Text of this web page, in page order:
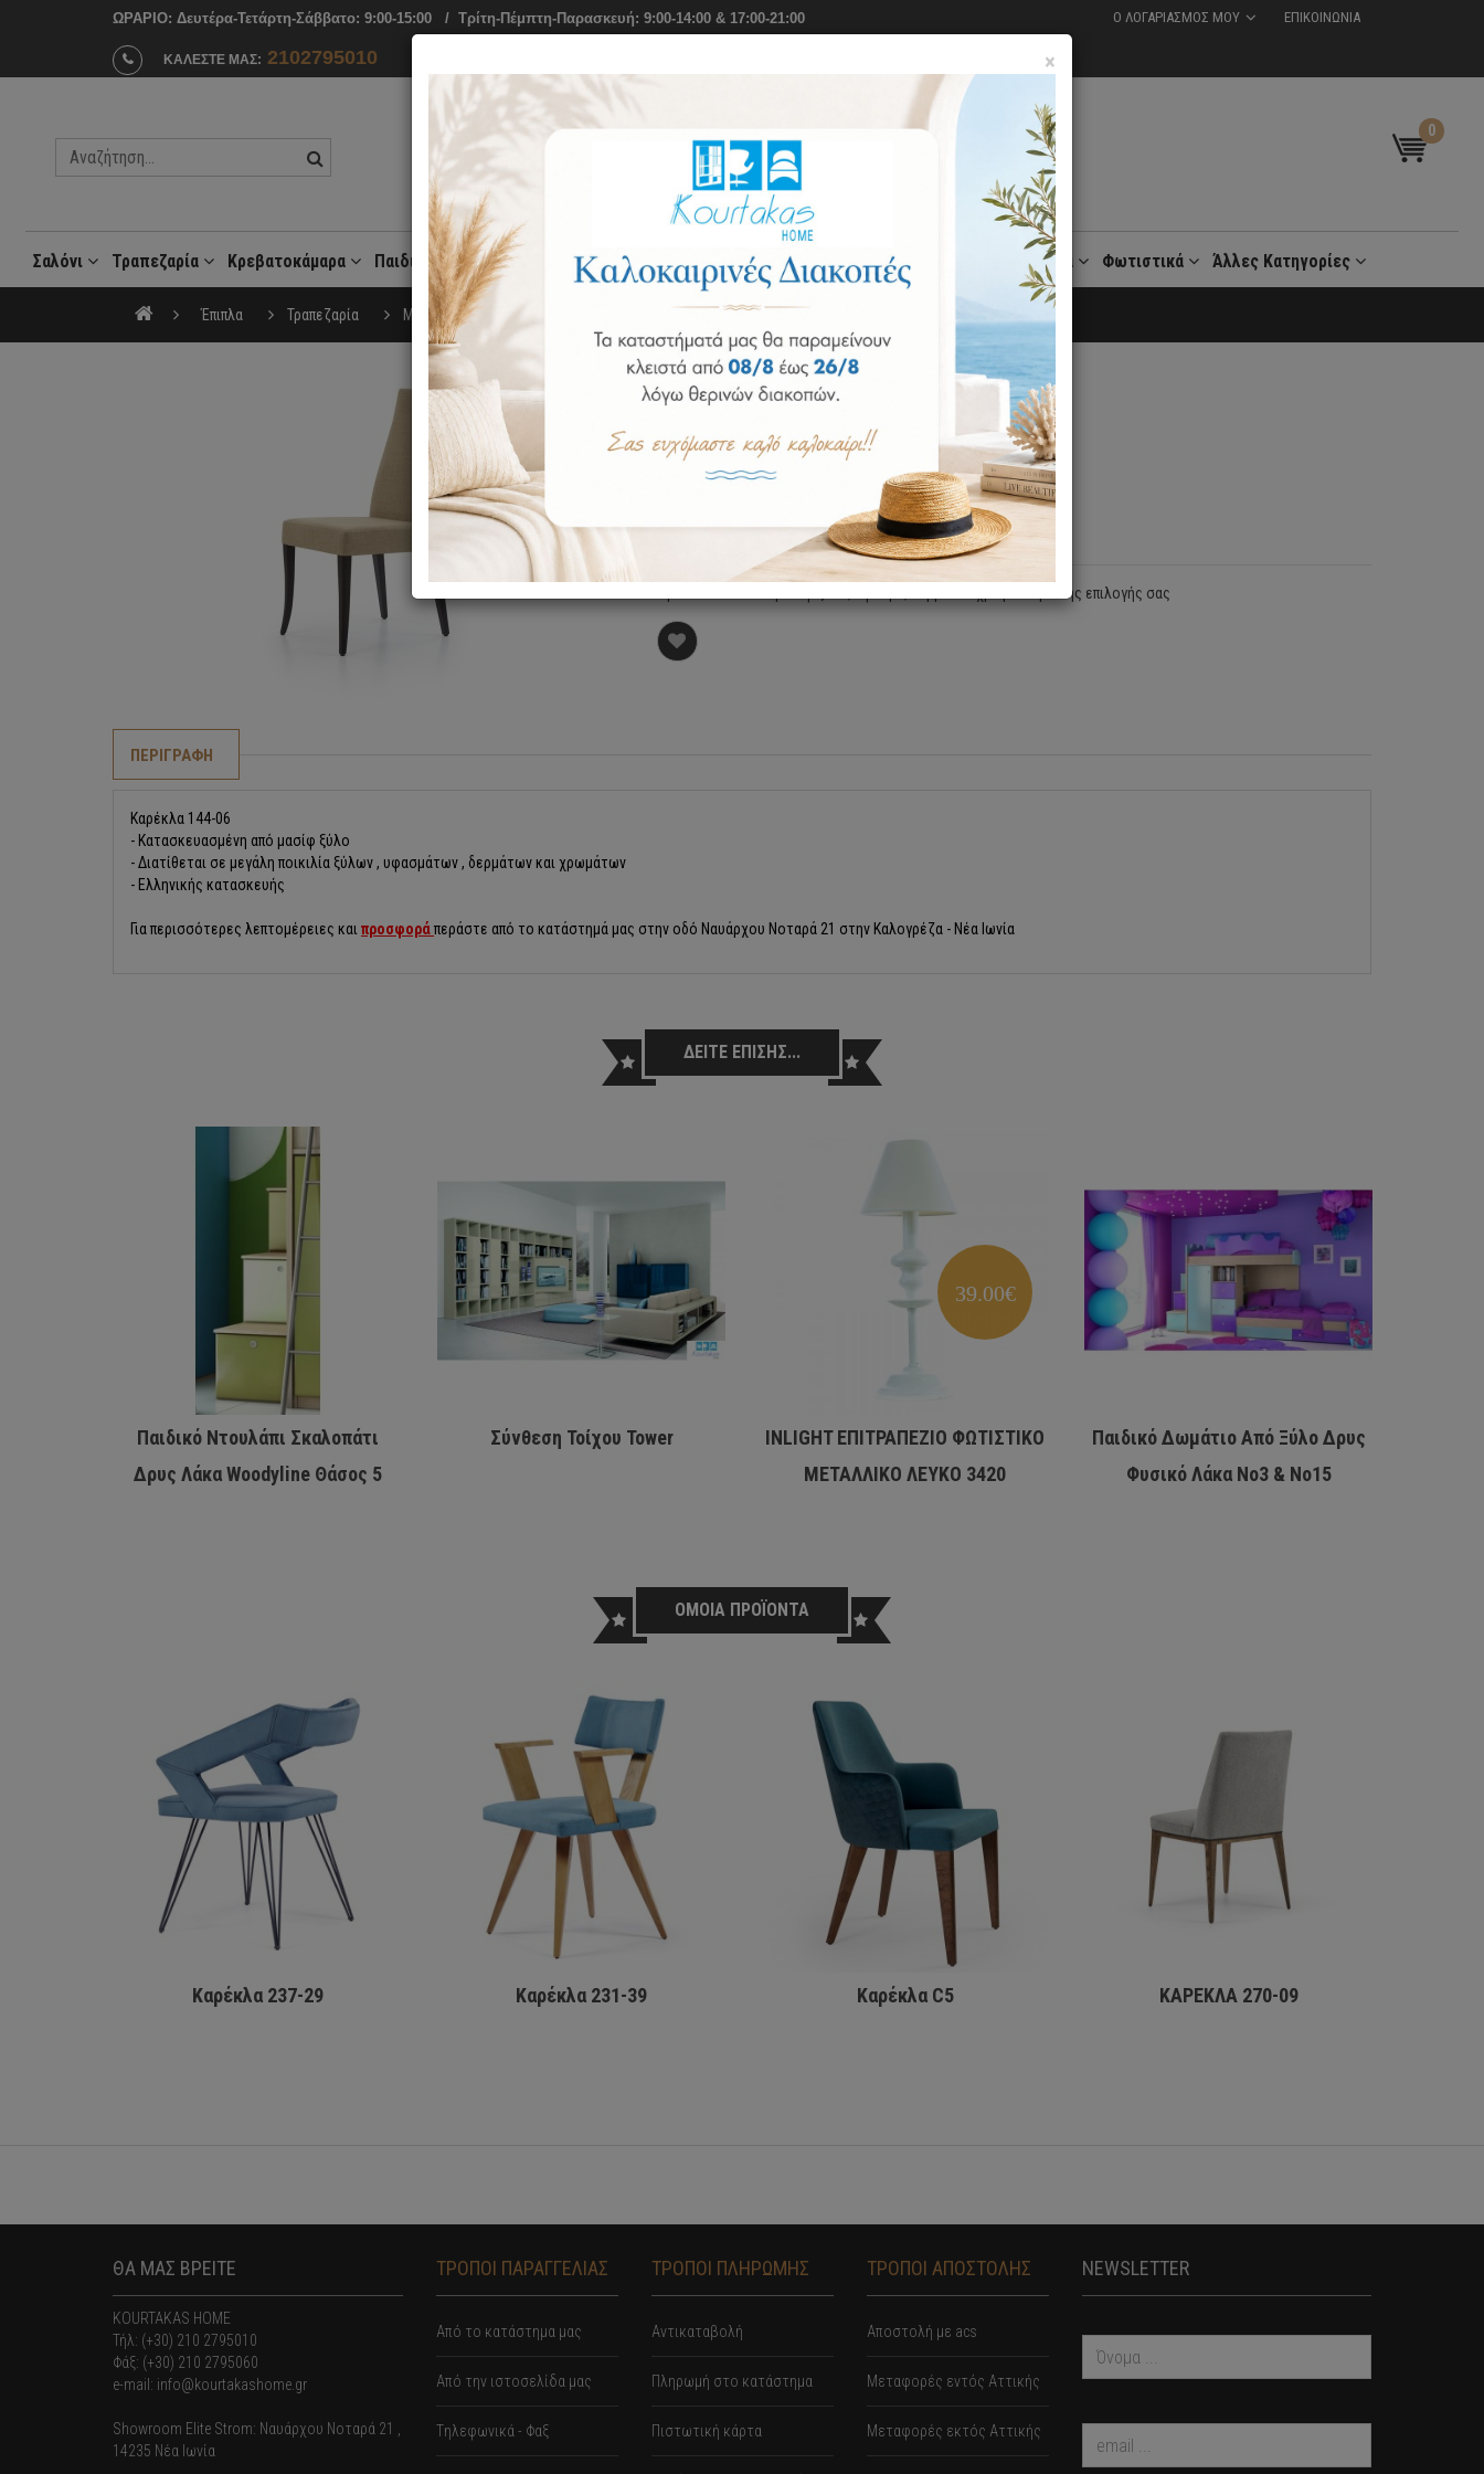
ΩΡΑΡΙΟ: Δευτέρα-Τετάρτη-Σάββατο: 9:00-15:00 / Tρίτη-Πέμπτη-Παρασκευή: 9:00-14:00 & 17:00-21:00
ΚΑΛΕΣΤΕ ΜΑΣ: 2102795010
Ο ΛΟΓΑΡΙΑΣΜΟΣ ΜΟΥ ΕΠΙΚΟΙΝΩΝΙΑ
0
Σαλόνι Τραπεζαρία Κρεβατοκάμαρα Παιδικό Δωμάτιο Στρώματα Elite Strom Αξεσουάρ Ύπνου Σειρά Benefit Γραφεία Φωτιστικά Άλλες Κατηγορίες
Έπιπλα Τραπεζαρία Μοντέρνες Καρέκλες Καρέκλα 144-06 Έπιπλο Ελληνικής Κατασκευής
Καρέκλα 144-06
Κωδικός: 1483114580
Διαθεσιμότητα:Κατόπιν Παραγγελίας, Παράδοση Ως 30 Ημέρες
Καρέκλα 144-06 σε μασίφ ξύλο, ύφασμα, δέρμα και χρωματισμό της επιλογής σας
ΠΕΡΙΓΡΑΦΗ
Καρέκλα 144-06
- Κατασκευασμένη από μασίφ ξύλο
- Διατίθεται σε μεγάλη ποικιλία ξύλων , υφασμάτων , δερμάτων και χρωμάτων
- Ελληνικής κατασκευής
Για περισσότερες λεπτομέρειες και προσφοράπεράστε από το κατάστημά μας στην οδό Ναυάρχου Νοταρά 21 στην Καλογρέζα - Νέα Ιωνία
ΔΕΙΤΕ ΕΠΙΣΗΣ...
Παιδικό Ντουλάπι Σκαλοπάτι
Δρυς Λάκα Woodyline Θάσος 5
Σύνθεση Τοίχου Tower
39.00€
INLIGHT ΕΠΙΤΡΑΠΕΖΙΟ ΦΩΤΙΣΤΙΚΟ
ΜΕΤΑΛΛΙΚΟ ΛΕΥΚΟ 3420
Παιδικό Δωμάτιο Από Ξύλο Δρυς
Φυσικό Λάκα Νο3 & Νο15
ΟΜΟΙΑ ΠΡΟΪΟΝΤΑ
Καρέκλα 237-29 Καρέκλα 231-39 Καρέκλα C5 ΚΑΡΕΚΛΑ 270-09
ΘΑ ΜΑΣ ΒΡΕΙΤΕ
KOURTAKAS HOME
Τήλ: (+30) 210 2795010
Φάξ: (+30) 210 2795060
e-mail: info@kourtakashome.gr
Showroom Elite Strom: Nαυάρχου Νοταρά 21 ,
14235 Νέα Ιωνία
ΤΡΟΠΟΙ ΠΑΡΑΓΓΕΛΙΑΣ
Από το κατάστημα μας
Από την ιστοσελίδα μας
Tηλεφωνικά - Φαξ
ΤΡΟΠΟΙ ΠΛΗΡΩΜΗΣ
Αντικαταβολή
Πληρωμή στο κατάστημα
Πιστωτική κάρτα
ΤΡΟΠΟΙ ΑΠΟΣΤΟΛΗΣ
Αποστολή με acs
Mεταφορές εντός Αττικής
Μεταφορές εκτός Αττικής
NEWSLETTER
×